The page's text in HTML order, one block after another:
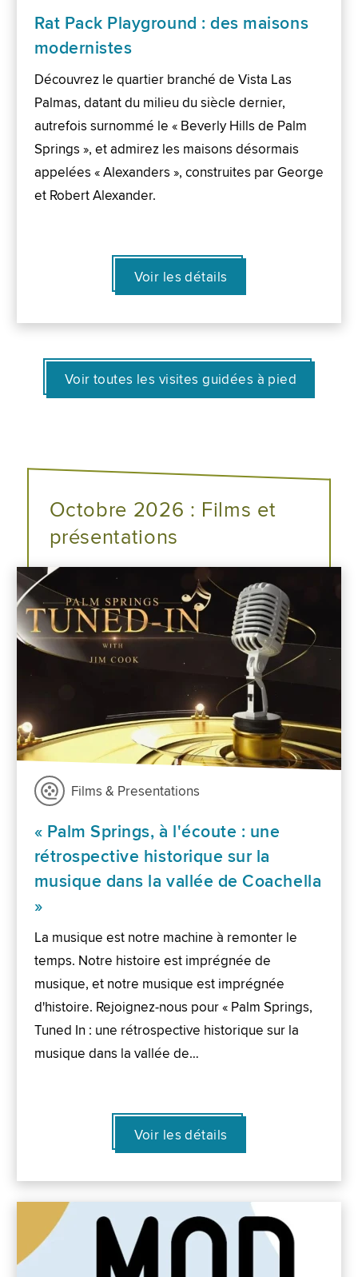
Rat Pack Playground : des maisons
modernistes
Découvrez le quartier branché de Vista Las
Palmas, datant du milieu du siècle dernier,
autrefois surnommé le « Beverly Hills de Palm
Springs », et admirez les maisons désormais
appelées « Alexanders », construites par George
et Robert Alexander.
Voir les détails
Voir toutes les visites guidées à pied
Octobre 2026 : Films et
présentations
Films & Presentations
« Palm Springs, à l'écoute : une
rétrospective historique sur la
musique dans la vallée de Coachella
»
La musique est notre machine à remonter le
temps. Notre histoire est imprégnée de
musique, et notre musique est imprégnée
d'histoire. Rejoignez-nous pour « Palm Springs,
Tuned In : une rétrospective historique sur la
musique dans la vallée de…
Voir les détails